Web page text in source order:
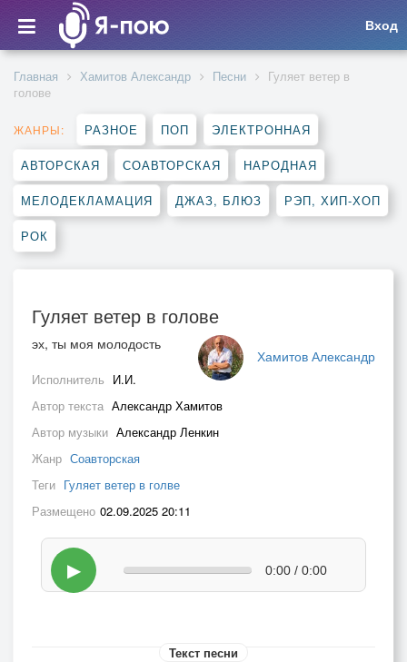
Вход
Главная Хамитов Александр Песни
Гуляет ветер в
голове
ЖАНРЫ: РАЗНОЕ ПОП ЭЛЕКТРОННАЯ
АВТОРСКАЯ СОАВТОРСКАЯ НАРОДНАЯ
МЕЛОДЕКЛАМАЦИЯ ДЖАЗ, БЛЮЗ РЭП, ХИП-ХОП
РОК
Гуляет ветер в голове
Хамитов Александр
эх, ты моя молодость
Исполнитель И.И.
Автор текста Александр Хамитов
Автор музыки Александр Ленкин
Жанр Соавторская
Теги Гуляет ветер в голве
Размещено 02.09.2025 20:11
▶ 0:00 / 0:00
Текст песни